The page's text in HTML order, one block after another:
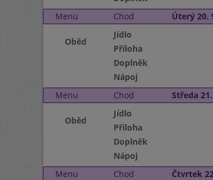
Menu
Chod Úterý 20.
Oběd
Jídlo
Příloha
Doplněk
Nápoj
Menu
Chod Středa
Oběd
Jídlo
Příloha
Doplněk
Nápoj
Menu
Chod Čtvrtek